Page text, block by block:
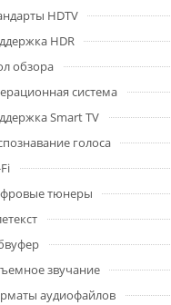
HDTV
HDR
обзора
система
Smart TV
голоса
тюнеры
звучание
аудиофайлов